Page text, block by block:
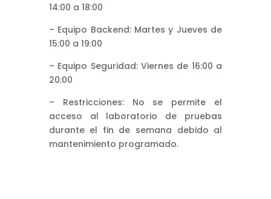
14:00 a 18:00
– Equipo Backend: Martes y Jueves de
15:00 a 19:00
– Equipo Seguridad: Viernes de 16:00 a
20:00
– Restricciones: No se permite el
acceso al laboratorio de pruebas
durante el fin de semana debido al
mantenimiento programado.